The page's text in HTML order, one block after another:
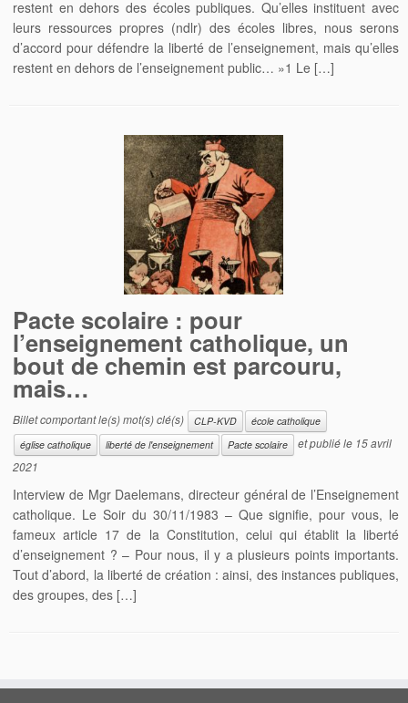
restent en dehors des écoles publiques. Qu’elles instituent avec
leurs ressources propres (ndlr) des écoles libres, nous serons
d’accord pour défendre la liberté de l’enseignement, mais qu’elles
restent en dehors de l’enseignement public… »1 Le […]
Pacte scolaire : pour
l’enseignement catholique, un
bout de chemin est parcouru,
mais…
Billet comportant le(s) mot(s) clé(s) CLP-KVD
école catholique
église catholique
liberté de l'enseignement Pacte scolaire et publié le 15 avril
2021
Interview de Mgr Daelemans, directeur général de l’Enseignement
catholique. Le Soir du 30/11/1983 – Que signifie, pour vous, le
fameux article 17 de la Constitution, celui qui établit la liberté
d’enseignement ? – Pour nous, il y a plusieurs points importants.
Tout d’abord, la liberté de création : ainsi, des instances publiques,
des groupes, des […]